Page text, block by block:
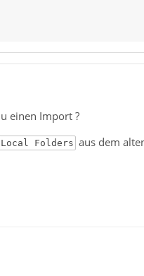
einen Import ?
Local Folders aus dem